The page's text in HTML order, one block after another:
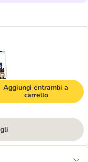
Aggiungi entrambi a
carrello